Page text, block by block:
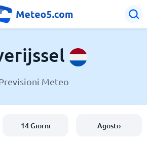
Meteo
14 Giorni Agosto